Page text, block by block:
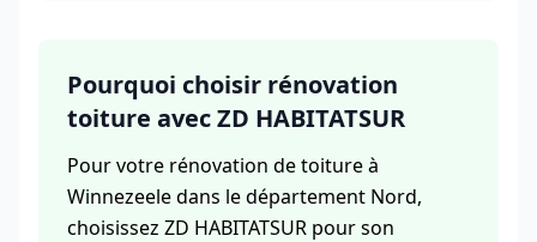
Pourquoi choisir rénovation
toiture avec ZD HABITATSUR
Pour votre rénovation de toiture à
Winnezeele dans le département Nord,
choisissez ZD HABITATSUR pour son